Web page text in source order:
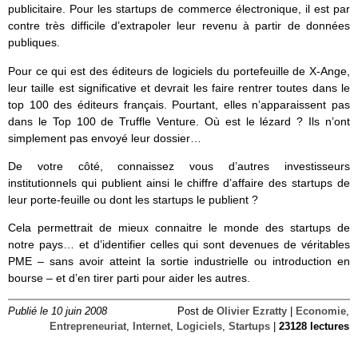
publicitaire. Pour les startups de commerce électronique, il est par
contre très difficile d’extrapoler leur revenu à partir de données
publiques.
Pour ce qui est des éditeurs de logiciels du portefeuille de X-Ange,
leur taille est significative et devrait les faire rentrer toutes dans le
top 100 des éditeurs français. Pourtant, elles n’apparaissent pas
dans le Top 100 de Truffle Venture. Où est le lézard ? Ils n’ont
simplement pas envoyé leur dossier…
De votre côté, connaissez vous d’autres investisseurs
institutionnels qui publient ainsi le chiffre d’affaire des startups de
leur porte-feuille ou dont les startups le publient ?
Cela permettrait de mieux connaitre le monde des startups de
notre pays… et d’identifier celles qui sont devenues de véritables
PME – sans avoir atteint la sortie industrielle ou introduction en
bourse – et d’en tirer parti pour aider les autres.
Publié le 10 juin 2008 Post de Olivier Ezratty Economie
Entrepreneuriat
Internet Logiciels Startups 23128 lectures